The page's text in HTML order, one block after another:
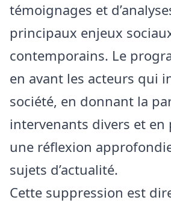
témoignages et
principaux enjeux
contemporains. Le
en avant les acteurs qui
société, en donnant la
intervenants divers et en
une réflexion
sujets d’actualité.
Cette suppression est